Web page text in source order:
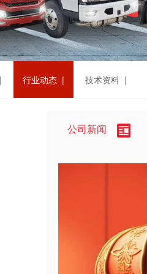
行业动态 | 技术资料 |
公司新闻